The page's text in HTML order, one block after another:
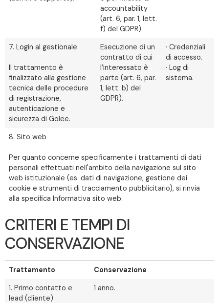
accountability
(art. 6, par. 1, lett.
f) del GDPR)
7. Login al gestionale
Il trattamento è
finalizzato alla gestione
tecnica delle procedure
di registrazione,
autenticazione e
sicurezza di Golee.
Esecuzione di un
contratto di cui
l’interessato è
parte (art. 6, par.
1, lett. b) del
GDPR).
· Credenziali
di accesso.
· Log di
sistema.
8. Sito web
Per quanto concerne specificamente i trattamenti di dati
personali effettuati nell'ambito della navigazione sul sito
web istituzionale (es. dati di navigazione, gestione dei
cookie e strumenti di tracciamento pubblicitario), si rinvia
alla specifica Informativa sito web.
CRITERI E TEMPI DI
CONSERVAZIONE
Trattamento Conservazione
1. Primo contatto e
lead (cliente)
1 anno.